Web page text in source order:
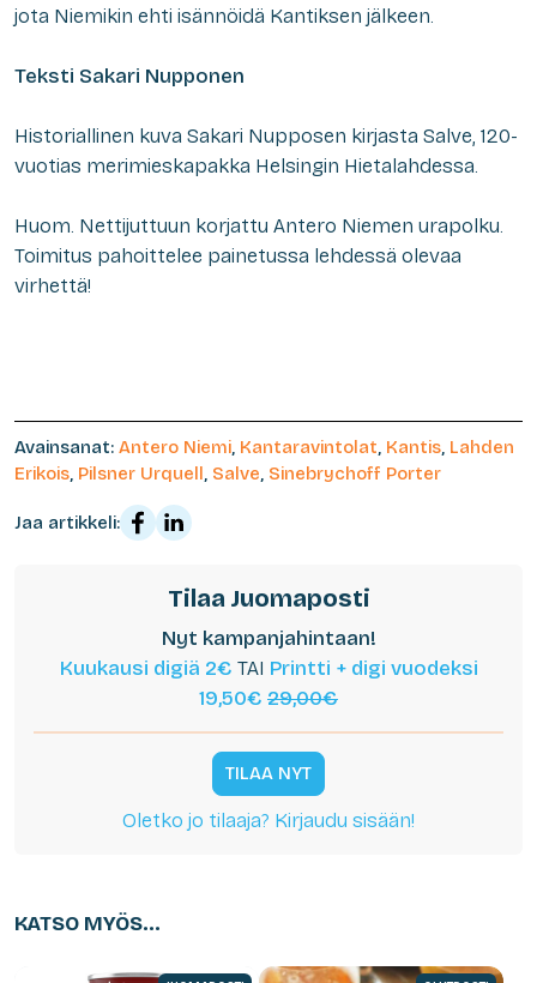
jota Niemikin ehti isännöidä Kantiksen jälkeen.
Teksti Sakari Nupponen
Historiallinen kuva Sakari Nupposen kirjasta Salve, 120-
vuotias merimieskapakka Helsingin Hietalahdessa.
Huom. Nettijuttuun korjattu Antero Niemen urapolku.
Toimitus pahoittelee painetussa lehdessä olevaa
virhettä!
Avainsanat: Antero Niemi, Kantaravintolat, Kantis, Lahden
Erikois, Pilsner Urquell, Salve, Sinebrychoff Porter
Jaa artikkeli:
Tilaa Juomaposti
Nyt kampanjahintaan!
Kuukausi digiä 2€ TAI Printti + digi vuodeksi
19,50€ 29,00€
TILAA NYT
Oletko jo tilaaja? Kirjaudu sisään!
KATSO MYÖS...